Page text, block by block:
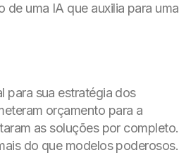
uma IA que auxilia para uma
para sua estratégia dos
orçamento para a
as soluções por completo.
do que modelos poderosos.